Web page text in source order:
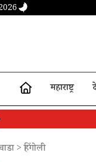
महाराष्ट्र
>हिंगोली